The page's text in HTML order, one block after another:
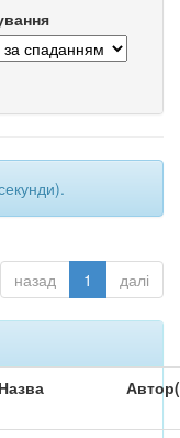
назад 1 далі
Назва